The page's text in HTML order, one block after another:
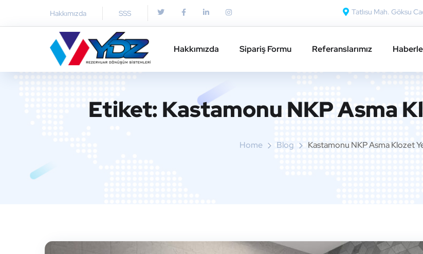
Hakkımızda SSS Tatlısu Mah. Göksu
Hakkımızda Sipariş Formu Referanslarımız
Etiket:Kastamonu NKP Asma
Home Blog Kastamonu NKP Asma Klozet